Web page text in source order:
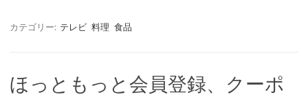
カテゴリー: テレビ 料理 食品
ほっともっと会員登録、クーポ